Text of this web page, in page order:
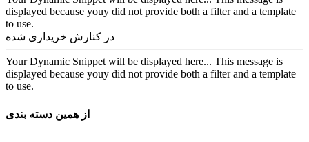
displayed because youy did not provide both a filter and a template
to use.
در کنارش خریداری شده
Your Dynamic Snippet will be displayed here... This message is
displayed because youy did not provide both a filter and a template
to use.
از همین دسته بندی